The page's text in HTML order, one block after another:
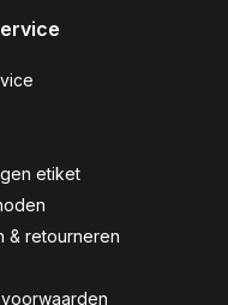
etiket
& retourneren